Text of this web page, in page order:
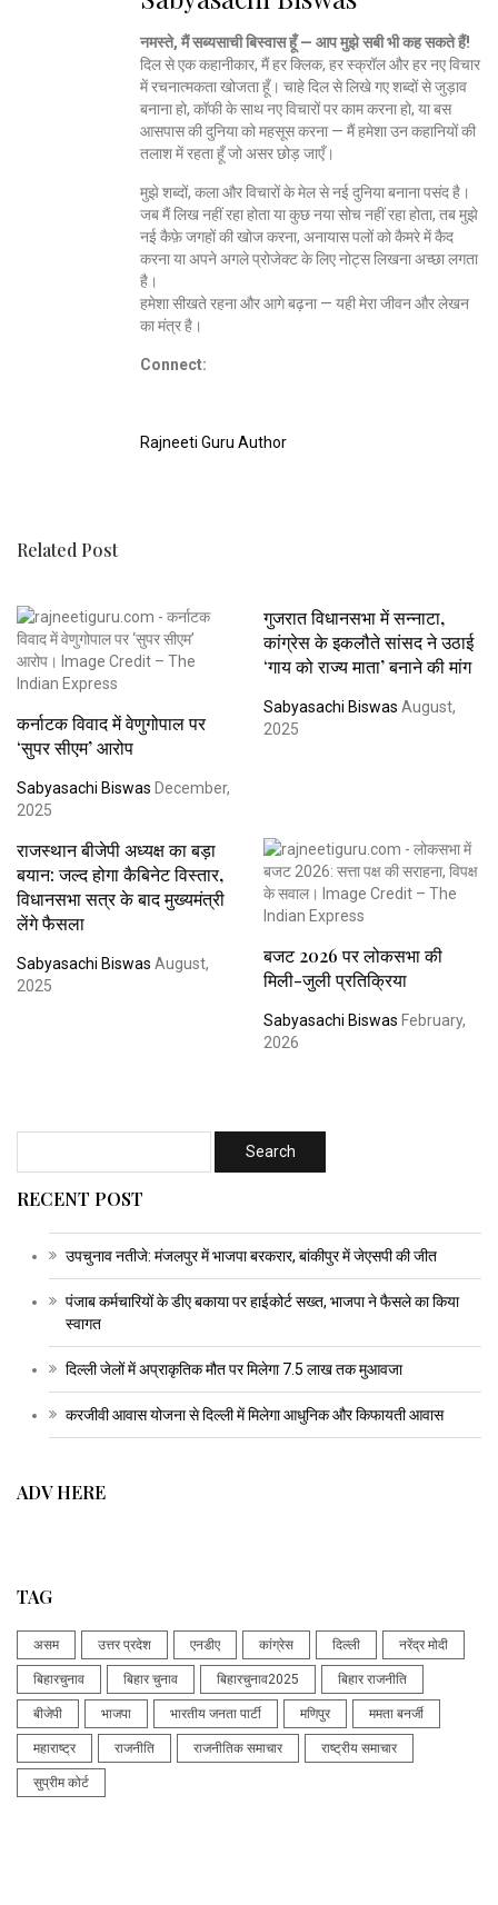
नमस्ते, मैं सब्यसाची बिस्वास हूँ — आप मुझे सबी भी कह सकते हैं!
दिल से एक कहानीकार, मैं हर क्लिक, हर स्क्रॉल और हर नए विचार
में रचनात्मकता खोजता हूँ। चाहे दिल से लिखे गए शब्दों से जुड़ाव
बनाना हो, कॉफी के साथ नए विचारों पर काम करना हो, या बस
आसपास की दुनिया को महसूस करना — मैं हमेशा उन कहानियों की
तलाश में रहता हूँ जो असर छोड़ जाएँ।
मुझे शब्दों, कला और विचारों के मेल से नई दुनिया बनाना पसंद है।
जब मैं लिख नहीं रहा होता या कुछ नया सोच नहीं रहा होता, तब मुझे
नई कैफ़े जगहों की खोज करना, अनायास पलों को कैमरे में कैद
करना या अपने अगले प्रोजेक्ट के लिए नोट्स लिखना अच्छा लगता
है।
हमेशा सीखते रहना और आगे बढ़ना — यही मेरा जीवन और लेखन
का मंत्र है।
Connect:
Rajneeti Guru Author
Related Post
कर्नाटक विवाद में वेणुगोपाल पर
‘सुपर सीएम’ आरोप
Sabyasachi Biswas December,
2025
गुजरात विधानसभा में सन्नाटा,
कांग्रेस के इकलौते सांसद ने उठाई
‘गाय को राज्य माता’ बनाने की मांग
Sabyasachi Biswas August,
2025
राजस्थान बीजेपी अध्यक्ष का बड़ा
बयान: जल्द होगा कैबिनेट विस्तार,
विधानसभा सत्र के बाद मुख्यमंत्री
लेंगे फैसला
Sabyasachi Biswas August,
2025
बजट 2026 पर लोकसभा की
मिली-जुली प्रतिक्रिया
Sabyasachi Biswas February,
2026
RECENT POST
उपचुनाव नतीजे: मंजलपुर में भाजपा बरकरार, बांकीपुर में जेएसपी की जीत
पंजाब कर्मचारियों के डीए बकाया पर हाईकोर्ट सख्त, भाजपा ने फैसले का किया
स्वागत
दिल्ली जेलों में अप्राकृतिक मौत पर मिलेगा 7.5 लाख तक मुआवजा
करजीवी आवास योजना से दिल्ली में मिलेगा आधुनिक और किफायती आवास
ADV HERE
TAG
असम उत्तर प्रदेश एनडीए कांग्रेस दिल्ली नरेंद्र मोदी
बिहारचुनाव बिहार चुनाव बिहारचुनाव2025 बिहार राजनीति
बीजेपी भाजपा भारतीय जनता पार्टी मणिपुर ममता बनर्जी
महाराष्ट्र राजनीति राजनीतिक समाचार राष्ट्रीय समाचार
सुप्रीम कोर्ट